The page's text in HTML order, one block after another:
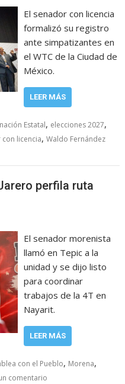
El senador con licencia
formalizó su registro
ante simpatizantes en
el WTC de la Ciudad de
México.
LEER MÁS
Estatal, elecciones 2027,
licencia,Waldo Fernández
perfila ruta
El senador morenista
llamó en Tepic a la
unidad y se dijo listo
para coordinar
trabajos de la 4T en
Nayarit.
LEER MÁS
con el Pueblo, Morena,
comentario